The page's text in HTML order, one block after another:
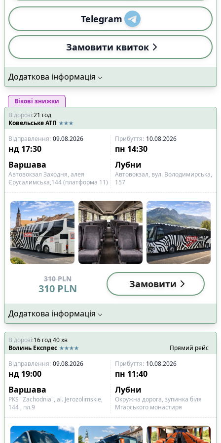
Telegram
Замовити квиток
Додаткова інформація
Вікові знижки
В дорозі:21 год
Ковельське АТП
Відправлення: 09.08.2026 Прибуття: 10.08.2026
нд 17:30 пн 14:30
Варшава
Лубни
Автовокзал Заходня, алея
Єрусалимська,144 (платформа 11)
Автовокзал, вул. Володимирська,
157
310 PLN
310 PLN Замовити
Додаткова інформація
В дорозі:16 год40хв
Волинь Експрес
Прямий рейс
Відправлення: 09.08.2026 Прибуття: 10.08.2026
нд 19:00 пн 11:40
Варшава
Лубни
PKS "Zachodnia", al. Jerozolimskie,
144 , пл.9
Окружна дорога, зупинка біля
Мгарського монастиря